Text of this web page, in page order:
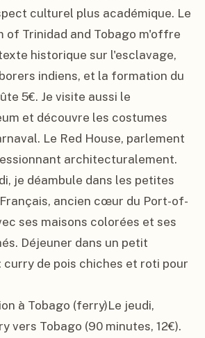
culturel plus académique. Le
of Trinidad and Tobago m'offre
historique sur l'esclavage,
indiens, et la formation du
5€. Je visite aussi le
et découvre les costumes
Le Red House, parlement
architecturalement.
je déambule dans les petites
ancien cœur du Port-of-
ses maisons colorées et ses
Déjeuner dans un petit
de pois chiches et roti pour
à Tobago (ferry)Le jeudi,
vers Tobago (90 minutes, 12€).